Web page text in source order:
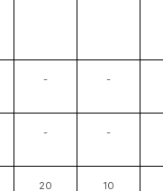
- -
- -
20 10